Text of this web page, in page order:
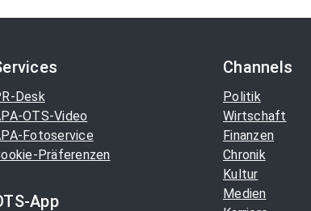
Desk
OTS-Video
Fotoservice
Präferenzen
App
Channels
Politik
Wirtschaft
Finanzen
Chronik
Kultur
Medien